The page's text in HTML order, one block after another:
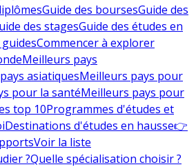
Guide des boursesGuide des
des stagesGuide des études en
Commencer à explorer
Meilleurs pays
asiatiquesMeilleurs pays pour
pour la santéMeilleurs pays pour
top 10Programmes d'études et
Destinations d'études en hausse👉
Voir la liste
?Quelle spécialisation choisir ?